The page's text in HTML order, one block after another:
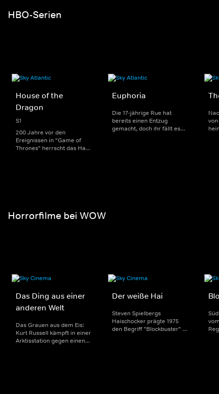
HBO-Serien
House of the
Dragon
S1
200 Jahre vor den
Ereignissen in "Game of
Thrones" herrscht das Haus
Euphoria
Die 17-jährige Rue hat
bereits einen Entzug
gemacht, doch ihr fällt es
Horrorfilme bei WOW
Das Ding aus einer
anderen Welt
Das Grauen aus dem Eis:
Kurt Russell kämpft in einer
Arktisstation gegen einen
Der weiße Hai
Steven Spielbergs
Haischocker prägte 1975
den Begriff "Blockbuster" -